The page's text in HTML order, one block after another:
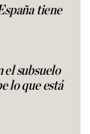
tiene
el subsuelo
lo que está